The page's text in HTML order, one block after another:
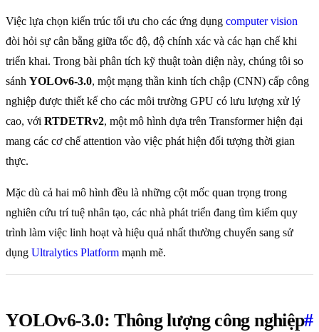
Việc lựa chọn kiến trúc tối ưu cho các ứng dụng computer vision
đòi hỏi sự cân bằng giữa tốc độ, độ chính xác và các hạn chế khi
triển khai. Trong bài phân tích kỹ thuật toàn diện này, chúng tôi so
sánh YOLOv6-3.0, một mạng thần kinh tích chập (CNN) cấp công
nghiệp được thiết kế cho các môi trường GPU có lưu lượng xử lý
cao, với RTDETRv2, một mô hình dựa trên Transformer hiện đại
mang các cơ chế attention vào việc phát hiện đối tượng thời gian
thực.
Mặc dù cả hai mô hình đều là những cột mốc quan trọng trong
nghiên cứu trí tuệ nhân tạo, các nhà phát triển đang tìm kiếm quy
trình làm việc linh hoạt và hiệu quả nhất thường chuyển sang sử
dụng Ultralytics Platform mạnh mẽ.
YOLOv6-3.0: Thông lượng công nghiệp#